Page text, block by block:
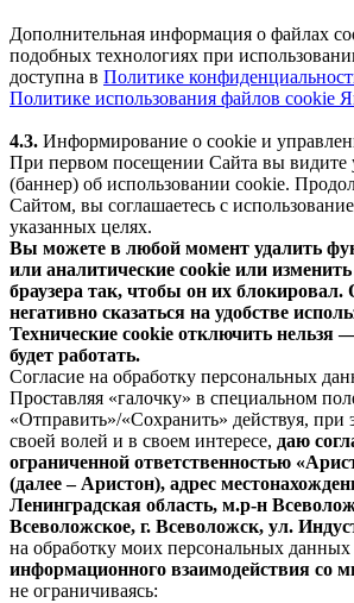
Дополнительная информация о файлах
подобных технологиях при
доступна в Политике
Политике использования файлов cookie
4.3. Информирование о cookie и
При первом посещении Сайта вы видите
(баннер) об использовании cookie.
Сайтом, вы соглашаетесь с
указанных целях.
Вы можете в любой момент удалить
или аналитические cookie или
браузера так, чтобы он их
негативно сказаться на удобстве
Технические cookie отключить нельзя
будет работать.
Согласие на обработку персональных
Проставляя «галочку» в специальном
«Отправить»/«Сохранить» действуя, при
своей волей и в своем интересе, даю
ограниченной ответственностью
(далее – Аристон), адрес
Ленинградская область, м.р-н
Всеволожское, г. Всеволожск, ул.
на обработку моих персональных данных
информационного взаимодействия со
не ограничиваясь: